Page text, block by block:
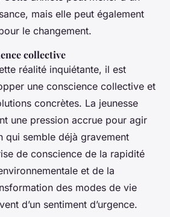
mais elle peut également
le changement.
collective
réalité inquiétante, il est
une conscience collective et
concrètes. La jeunesse
une pression accrue pour agir
qui semble déjà gravement
de conscience de la rapidité
et de la
des modes de vie
d’un sentiment d’urgence.